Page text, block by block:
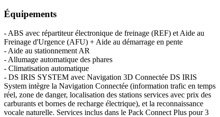
Équipements
- ABS avec répartiteur électronique de freinage (REF) et Aide au
Freinage d'Urgence (AFU) + Aide au démarrage en pente
- Aide au stationnement AR
- Allumage automatique des phares
- Climatisation automatique
- DS IRIS SYSTEM avec Navigation 3D Connectée DS IRIS
System intègre la Navigation Connectée (information trafic en temps
réel, zone de danger, localisation des stations services avec prix des
carburants et bornes de recharge électrique), et la reconnaissance
vocale naturelle. Services inclus dans le Pack Connect Plus pour 3